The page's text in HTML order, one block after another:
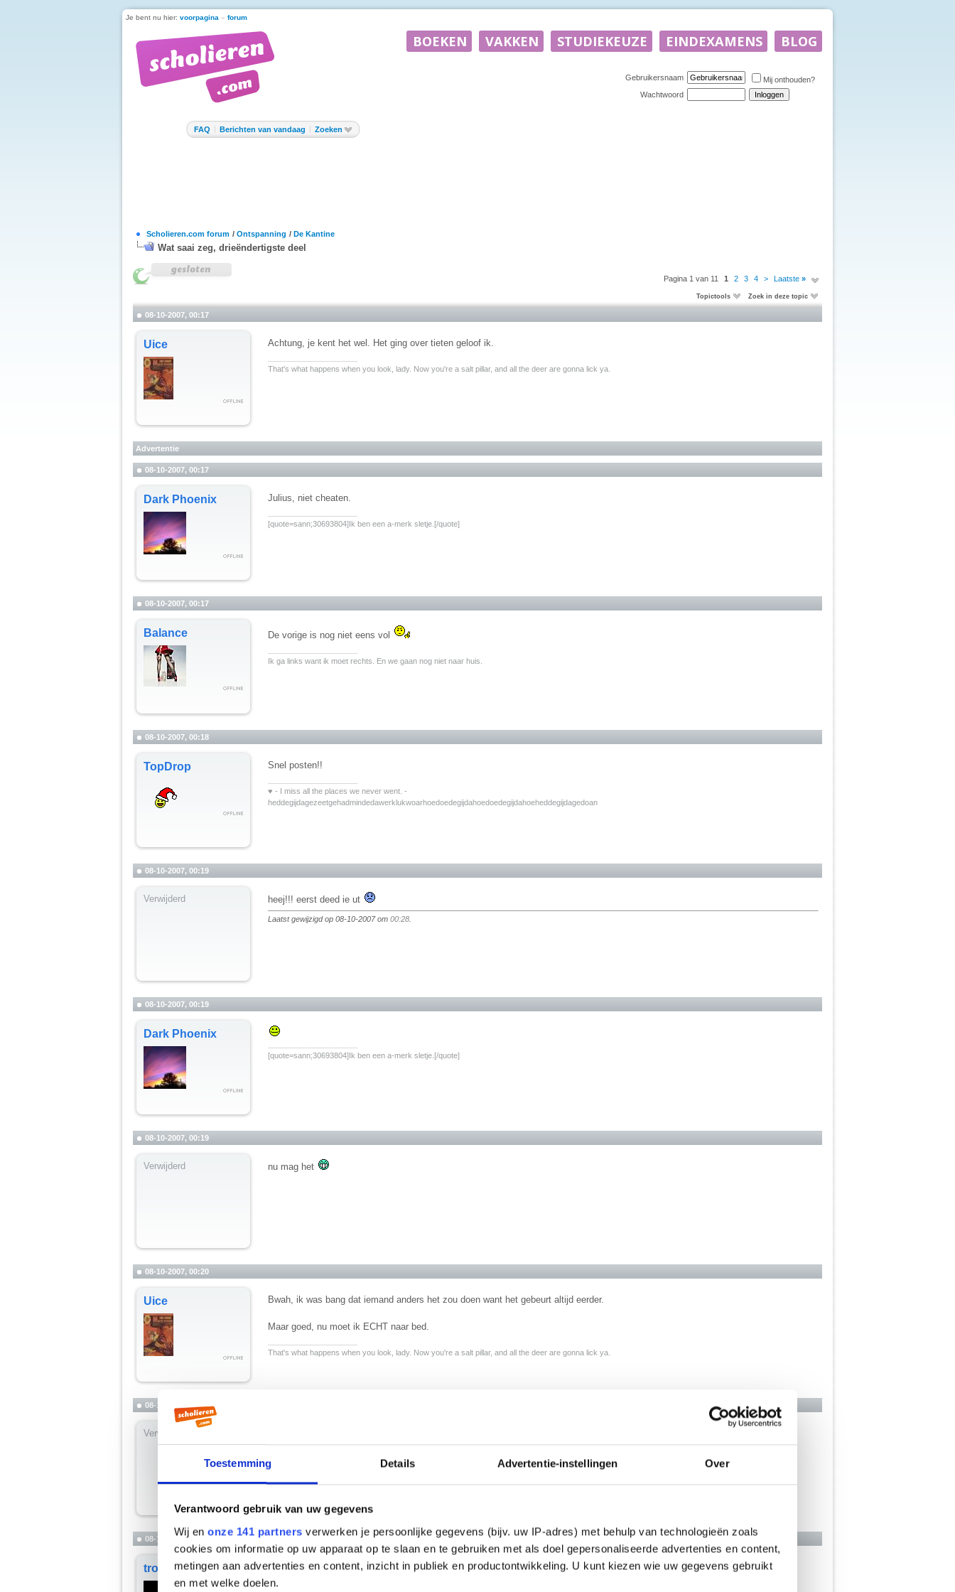
Toestemming Details Advertentie-instellingen Over
Verantwoord gebruik van uw gegevens
Wij en onze 141 partners verwerken je persoonlijke gegevens (bijv. uw IP-adres) met behulp van technologieën zoals
cookies om informatie op uw apparaat op te slaan en te gebruiken met als doel gepersonaliseerde advertenties en content,
metingen aan advertenties en content, inzicht in publiek en productontwikkeling. U kunt kiezen wie uw gegevens gebruikt
en met welke doelen.
Je bent nu hier: voorpagina » forum
Gebruikersnaam
Mij onthouden?
Wachtwoord
FAQ Berichten van vandaag Zoeken
Scholieren.com forum / Ontspanning / De Kantine
Wat saai zeg, drieëndertigste deel
Pagina 1 van 11 1 2 3 4 > Laatste »
Topictools Zoek in deze topic
08-10-2007, 00:17
Uice
Achtung, je kent het wel. Het ging over tieten geloof ik.
That's what happens when you look, lady. Now you're a salt pillar, and all the deer are gonna lick ya.
Advertentie
08-10-2007, 00:17
Dark Phoenix
Julius, niet cheaten.
[quote=sann;30693804]Ik ben een a-merk sletje.[/quote]
08-10-2007, 00:17
Balance
De vorige is nog niet eens vol
Ik ga links want ik moet rechts. En we gaan nog niet naar huis.
08-10-2007, 00:18
TopDrop
Snel posten!!
♥ - I miss all the places we never went. -
heddegijdagezeetgehadmindedawerklukwoarhoedoedegijdahoedoedegijdahoeheddegijdagedoan
08-10-2007, 00:19
Verwijderd heej!!! eerst deed ie ut
Laatst gewijzigd op 08-10-2007 om 00:28
08-10-2007, 00:19
Dark Phoenix
[quote=sann;30693804]Ik ben een a-merk sletje.[/quote]
08-10-2007, 00:19
Verwijderd nu mag het
08-10-2007, 00:20
Uice Bwah, ik was bang dat iemand anders het zou doen want het gebeurt altijd eerder.
Maar goed, nu moet ik ECHT naar bed.
That's what happens when you look, lady. Now you're a salt pillar, and all the deer are gonna lick ya.
08-10-2007, 00:21
Verwijderd
(maar toch stel ik me jou zo voor. geen idee waarom eigenlijk... sorry
)
08-10-2007, 00:22
trophus
Julius, heb je geen baardgroei?
Je deed letterlijk niets aan je uiterlijk voor de spiegel zei je nl.